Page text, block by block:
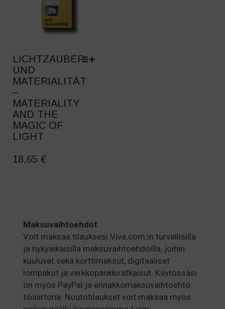
OPTIONS
THE
PRODUCT
PAGE
LICHTZAUBER
UND
MATERIALITÄT
–
MATERIALITY
AND THE
MAGIC OF
LIGHT
PRODUCT
MAY
CHOSEN
ON
THE
PRODUCT
PAGE
18,65 €
Maksuvaihtoehdot
Voit maksaa tilauksesi Viva.com:in turvallisilla
ja nykyaikaisilla maksuvaihtoehdoilla, joihin
kuuluvat sekä korttimaksut, digitaaliset
lompakot ja verkkopankkiratkaisut. Käytössäsi
on myös PayPal ja ennakkomaksuvaihtoehto
tilisiirtona. Noutotilaukset voit maksaa myös